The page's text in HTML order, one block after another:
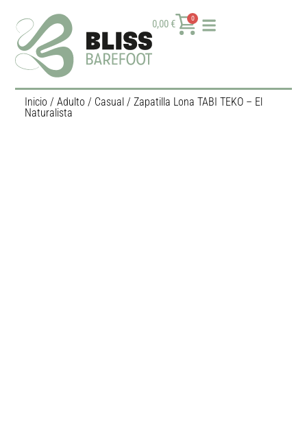
0,00€ 0
Inicio / Adulto / Casual/ Zapatilla Lona TABI TEKO – El
Naturalista